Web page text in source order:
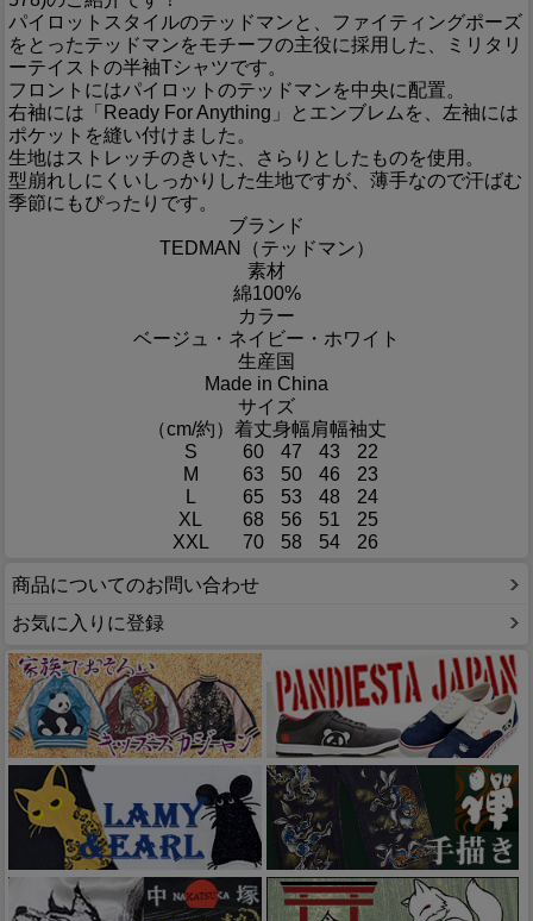
パイロットスタイルのテッドマンと、ファイティングポーズ
をとったテッドマンをモチーフの主役に採用した、ミリタリ
ーテイストの半袖Tシャツです。
フロントにはパイロットのテッドマンを中央に配置。
右袖には「Ready For Anything」とエンブレムを、左袖には
ポケットを縫い付けました。
生地はストレッチのきいた、さらりとしたものを使用。
型崩れしにくいしっかりした生地ですが、薄手なので汗ばむ
季節にもぴったりです。
ブランド
TEDMAN（テッドマン）
素材
綿100%
カラー
ベージュ・ネイビー・ホワイト
生産国
Made in China
サイズ
（cm/約） 着丈身幅肩幅袖丈
S
60 47 43
22
M
63 50 46
23
L
65 53 48
24
XL
68 56 51
25
XXL
70 58 54 26
商品についてのお問い合わせ
お気に入りに登録